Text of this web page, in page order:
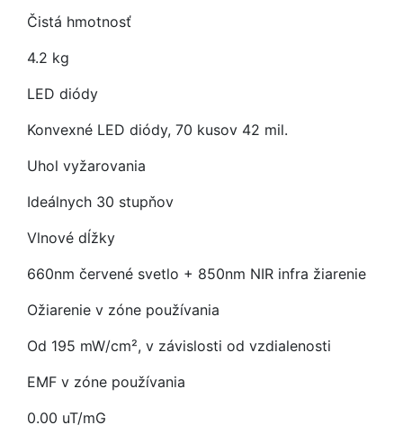
Čistá hmotnosť
4.2 kg
LED diódy
Konvexné LED diódy, 70 kusov 42 mil.
Uhol vyžarovania
Ideálnych 30 stupňov
Vlnové dĺžky
660nm červené svetlo + 850nm NIR infra žiarenie
Ožiarenie v zóne používania
Od 195 mW/cm², v závislosti od vzdialenosti
EMF v zóne používania
0.00 uT/mG